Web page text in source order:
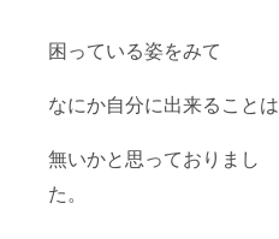
困っている姿をみて
なにか自分に出来ることは
無いかと思っておりまし
た。